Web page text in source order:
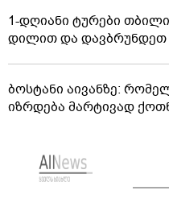
1-დღიანი ტურები
დილით და დავბრუნდეთ
ბოსტანი აივანზე:
იზრდება მარტივად